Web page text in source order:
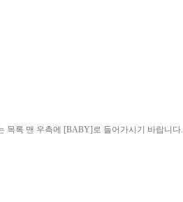
목록 맨 우측에 [BABY]로 들어가시기 바랍니다.